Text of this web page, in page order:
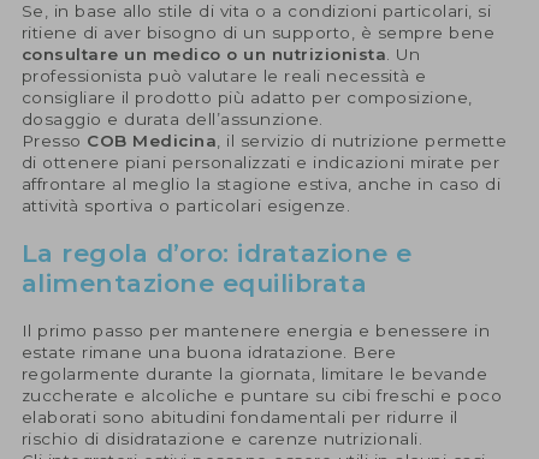
Se, in base allo stile di vita o a condizioni particolari, si
ritiene di aver bisogno di un supporto, è sempre bene
consultare un medico o un nutrizionista. Un
professionista può valutare le reali necessità e
consigliare il prodotto più adatto per composizione,
dosaggio e durata dell’assunzione.
Presso COB Medicina, il servizio di nutrizione permette
di ottenere piani personalizzati e indicazioni mirate per
affrontare al meglio la stagione estiva, anche in caso di
attività sportiva o particolari esigenze.
La regola d’oro: idratazione e
alimentazione equilibrata
Il primo passo per mantenere energia e benessere in
estate rimane una buona idratazione. Bere
regolarmente durante la giornata, limitare le bevande
zuccherate e alcoliche e puntare su cibi freschi e poco
elaborati sono abitudini fondamentali per ridurre il
rischio di disidratazione e carenze nutrizionali.